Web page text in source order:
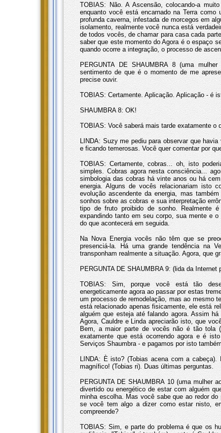
TOBIAS: Não. A Ascensão, colocando-a
enquanto você está encarnado na Terra
profunda caverna, infestada de morcegos em
isolamento, realmente você nunca está
de todos vocês, de chamar para casa cada
saber que este momento do Agora é o espaço
quando ocorre a integração, o processo de
PERGUNTA DE SHAUMBRA 8 (uma
sentimento de que é o momento de me
precise ouvir.
TOBIAS: Certamente. Aplicação. Aplicação - é
SHAUMBRA 8: OK!
TOBIAS: Você saberá mais tarde exatamente o
LINDA: Suzy me pediu para observar que
e ficando temerosas. Você quer comentar por
TOBIAS: Certamente, cobras... oh, isto
simples. Cobras agora nesta consciência...
simbologia das cobras há vinte anos ou há
energia. Alguns de vocês relacionariam isto
evolução ascendente da energia, mas
sonhos sobre as cobras e sua interpretação
tipo de fruto proibido de sonho. Realmente
expandindo tanto em seu corpo, sua mente e
do que acontecerá em seguida.
Na Nova Energia vocês não têm que se
presenciá-la. Há uma grande tendência na
transponham realmente a situação. Agora, que
PERGUNTA DE SHAUMBRA 9: (lida da
TOBIAS: Sim, porque você está tão
energeticamente agora ao passar por estas
um processo de remodelação, mas ao mesmo
está relacionado apenas fisicamente, ele está
alguém que esteja até falando agora. Assim
Agora, Cauldre e Linda apreciarão isto, que
Bem, a maior parte de vocês não é tão
exatamente que está ocorrendo agora e é
Serviços Shaumbra - e pagamos por isto
LINDA: È isto? (Tobias acena com a
magnífico! (Tobias ri). Duas últimas perguntas.
PERGUNTA DE SHAUMBRA 10 (uma mulher
divertido ou energético de estar com alguém
minha escolha. Mas você sabe que ao redor
se você tem algo a dizer como estar nisto,
compreende?
TOBIAS: Sim, e parte do problema é que os